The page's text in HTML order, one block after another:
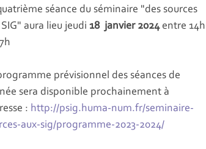
séance du séminaire "des sources
aura lieu jeudi 18 janvier 2024entre 14h
prévisionnel des séances de
sera disponible prochainement à
: http://psig.huma-num.fr/seminaire-
aux-sig/programme-2023-2024/